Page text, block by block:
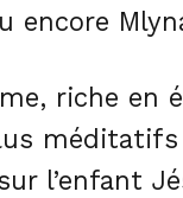
encore
riche en
l’enfant